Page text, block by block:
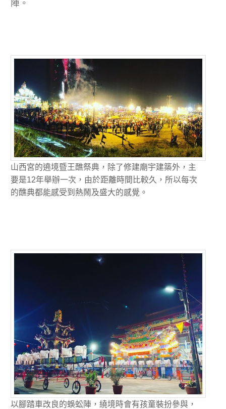
陣。
山西宮的遶境暨王醮祭典，除了修建廟宇建築外，主
要是12年舉辦一次，由於距離時間比較久，所以每次
的醮典都能感受到熱鬧及盛大的感覺。
以腳踏車改良的蜈蚣陣，繞境時會有孩童裝扮參與，